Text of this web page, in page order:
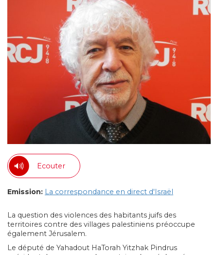
Ecouter
Emission: La correspondance en direct d'Israël
La question des violences des habitants juifs des
territoires contre des villages palestiniens préoccupe
également Jérusalem.
Le député de Yahadout HaTorah Yitzhak Pindrus